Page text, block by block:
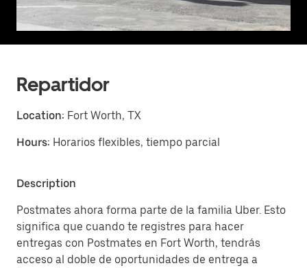
Repartidor
Location: Fort Worth, TX
Hours: Horarios flexibles, tiempo parcial
Description
Postmates ahora forma parte de la familia Uber. Esto
significa que cuando te registres para hacer
entregas con Postmates en Fort Worth, tendrás
acceso al doble de oportunidades de entrega a